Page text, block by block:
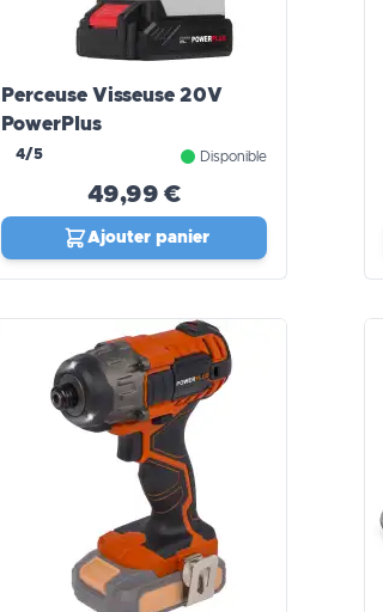
Perceuse Visseuse 20V
PowerPlus
4/5 Disponible
49,99 €
Ajouter panier